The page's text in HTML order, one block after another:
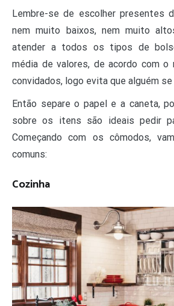
Lembre-se de escolher presentes
nem muito baixos, nem muito
atender a todos os tipos de
média de valores, de acordo com o
convidados, logo evita que alguém
Então separe o papel e a caneta,
sobre os itens são ideais pedir
Começando com os cômodos,
comuns:
Cozinha